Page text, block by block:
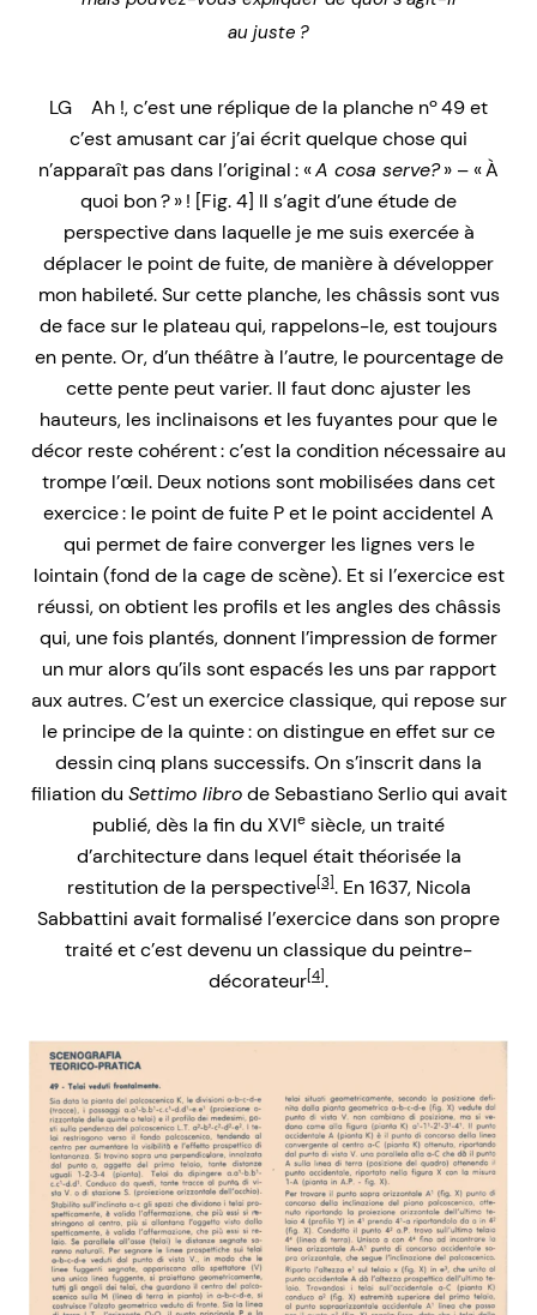
au juste ?
LG Ah !, c’est une réplique de la planche nº 49 et
c’est amusant car j’ai écrit quelque chose qui
n’apparaît pas dans l’original : «A cosa serve?» – « À
quoi bon ? » ! [Fig. 4] Il s’agit d’une étude de
perspective dans laquelle je me suis exercée à
déplacer le point de fuite, de manière à développer
mon habileté. Sur cette planche, les châssis sont vus
de face sur le plateau qui, rappelons-le, est toujours
en pente. Or, d’un théâtre à l’autre, le pourcentage de
cette pente peut varier. Il faut donc ajuster les
hauteurs, les inclinaisons et les fuyantes pour que le
décor reste cohérent : c’est la condition nécessaire au
trompe l’œil. Deux notions sont mobilisées dans cet
exercice : le point de fuite P et le point accidentel A
qui permet de faire converger les lignes vers le
lointain (fond de la cage de scène). Et si l’exercice est
réussi, on obtient les profils et les angles des châssis
qui, une fois plantés, donnent l’impression de former
un mur alors qu’ils sont espacés les uns par rapport
aux autres. C’est un exercice classique, qui repose sur
le principe de la quinte : on distingue en effet sur ce
dessin cinq plans successifs. On s’inscrit dans la
filiation du Settimo librode Sebastiano Serlio qui avait
publié, dès la fin du XVIe siècle, un traité
d’architecture dans lequel était théorisée la
restitution de la perspective[3]. En 1637, Nicola
Sabbattini avait formalisé l’exercice dans son propre
traité et c’est devenu un classique du peintre-
décorateur[4].